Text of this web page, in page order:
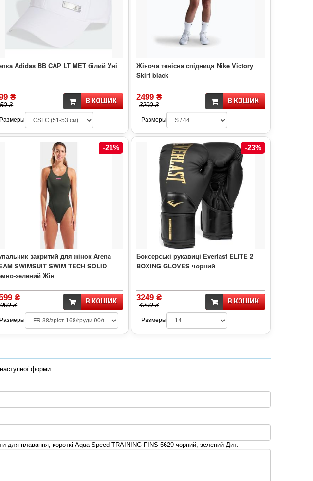
Adidas BB CAP LT MET білий Уні
₴
₴
В КОШИК
Размеры
Жіноча тенісна спідниця Nike Victory
Skirt black
2499 ₴
3200 ₴
В КОШИК
Размеры
-21%
закритий для жінок Arena
SWIMSUIT SWIM TECH SOLID
зелений Жін
₴
₴
В КОШИК
Размеры
-23%
Боксерські рукавиці Everlast ELITE 2
BOXING GLOVES чорний
3249 ₴
4200 ₴
В КОШИК
Размеры
форми.
плавання, короткі Aqua Speed TRAINING FINS 5629 чорний, зелений Дит: